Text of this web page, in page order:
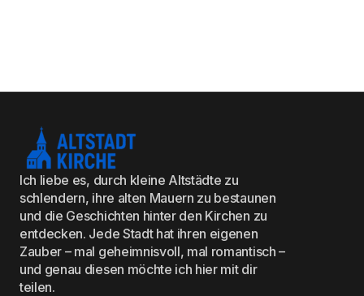
Ich liebe es, durch kleine Altstädte zu
schlendern, ihre alten Mauern zu bestaunen
und die Geschichten hinter den Kirchen zu
entdecken. Jede Stadt hat ihren eigenen
Zauber – mal geheimnisvoll, mal romantisch –
und genau diesen möchte ich hier mit dir
teilen.